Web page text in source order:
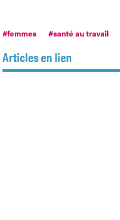
#femmes #santé au travail
Articles en lien